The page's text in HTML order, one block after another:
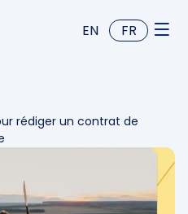
EN FR
rédiger un contrat de